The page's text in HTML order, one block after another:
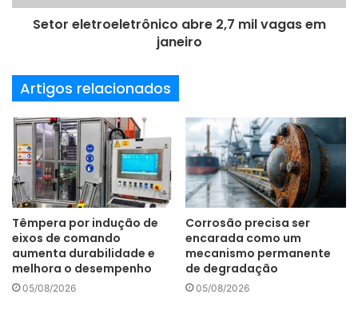
Setor eletroeletrônico abre 2,7 mil vagas em
janeiro
Artigos relacionados
Têmpera por indução de
eixos de comando
aumenta durabilidade e
melhora o desempenho
05/08/2026
Corrosão precisa ser
encarada como um
mecanismo permanente
de degradação
05/08/2026